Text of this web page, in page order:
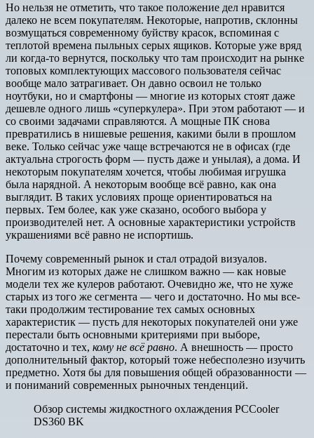
Но нельзя не отметить, что такое положение дел нравится
далеко не всем покупателям. Некоторые, напротив, склонны
возмущаться современному буйству красок, вспоминая с
теплотой времена пыльных серых ящиков. Которые уже вряд
ли когда-то вернутся, поскольку что там происходит на рынке
топовых комплектующих массового пользователя сейчас
вообще мало затрагивает. Он давно освоил не только
ноутбуки, но и смартфоны — многие из которых стоят даже
дешевле одного лишь «суперкулера». При этом работают — и
со своими задачами справляются. А мощные ПК снова
превратились в нишевые решения, какими были в прошлом
веке. Только сейчас уже чаще встречаются не в офисах (где
актуальна строгость форм — пусть даже и унылая), а дома. И
некоторым покупателям хочется, чтобы любимая игрушка
была нарядной. А некоторым вообще всё равно, как она
выглядит. В таких условиях проще ориентироваться на
первых. Тем более, как уже сказано, особого выбора у
производителей нет. А основные характеристики устройств
украшениями всё равно не испортишь.
Почему современный рынок и стал отрадой визуалов.
Многим из которых даже не слишком важно — как новые
модели тех же кулеров работают. Очевидно же, что не хуже
старых из того же сегмента — чего и достаточно. Но мы все-
таки продолжим тестирование тех самых основных
характеристик — пусть для некоторых покупателей они уже
перестали быть основными критериями при выборе,
достаточно и тех, кому не всё равно. А внешность — просто
дополнительный фактор, который тоже небесполезно изучить
предметно. Хотя бы для повышения общей образованности —
и пониманий современных рыночных тенденций.
Обзор системы жидкостного охлаждения PCCooler
DS360 BK